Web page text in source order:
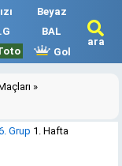
Beyaz
BAL
Gol
ara
»
Grup 1. Hafta